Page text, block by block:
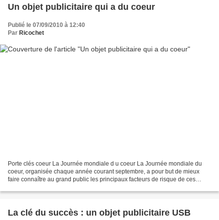
Un objet publicitaire qui a du coeur
Publié le 07/09/2010 à 12:40
Par Ricochet
Porte clés coeur La Journée mondiale d u coeur La Journée mondiale du
coeur, organisée chaque année courant septembre, a pour but de mieux
faire connaître au grand public les principaux facteurs de risque de ces
La clé du succès : un objet publicitaire USB